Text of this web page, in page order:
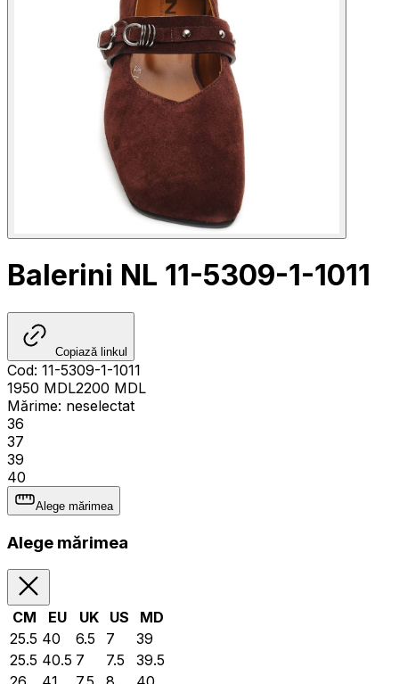
Balerini NL 11-5309-1-1011
Copiază linkul
Cod: 11-5309-1-1011
1950 MDL2200 MDL
Mărime: neselectat
36
37
39
40
Alege mărimea
Alege mărimea
CM EU UK US
MD
25.5 40 6.5 7
39
25.5 40.5 7 7.5
39.5